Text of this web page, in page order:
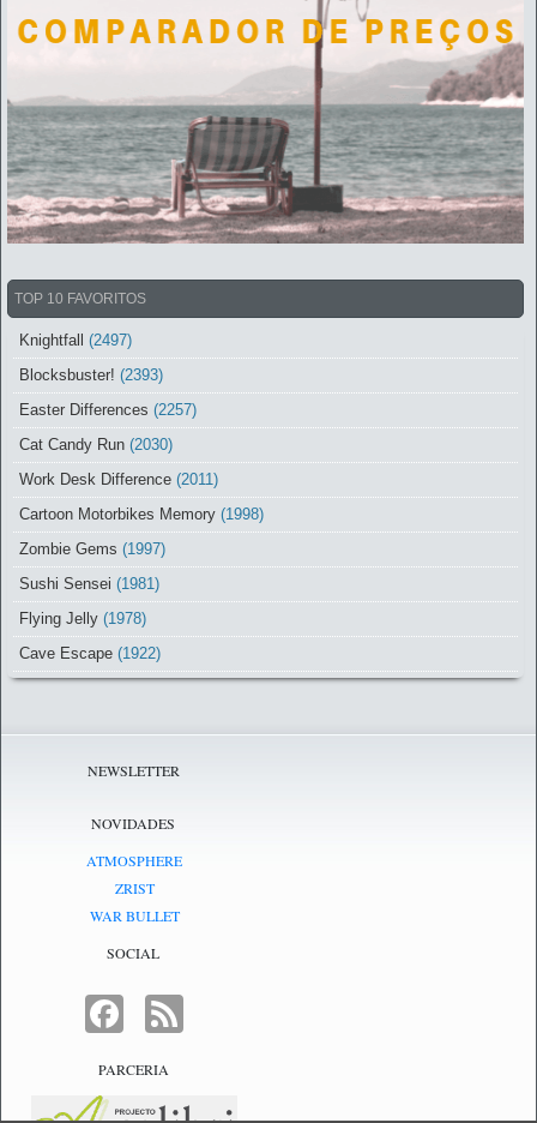
TOP 10 FAVORITOS
Knightfall (2497)
Blocksbuster! (2393)
Easter Differences (2257)
Cat Candy Run (2030)
Work Desk Difference (2011)
Cartoon Motorbikes Memory (1998)
Zombie Gems (1997)
Sushi Sensei (1981)
Flying Jelly (1978)
Cave Escape (1922)
NEWSLETTER
NOVIDADES
ATMOSPHERE
ZRIST
WAR BULLET
SOCIAL
FACEBOOK
PARCERIA